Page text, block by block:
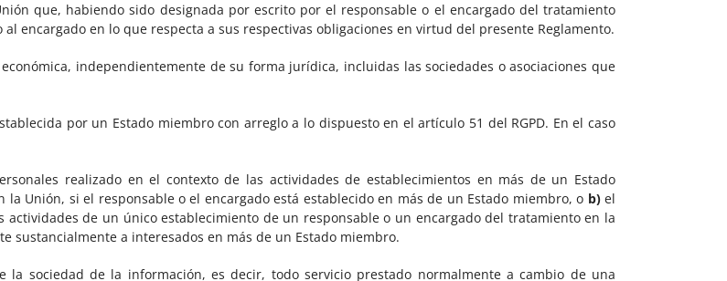
que, habiendo sido designada por escrito por el responsable o el encargado del tratamiento
encargado en lo que respecta a sus respectivas obligaciones en virtud del presente Reglamento.
independientemente de su forma jurídica, incluidas las sociedades o asociaciones que
por un Estado miembro con arreglo a lo dispuesto en el artículo 51 del RGPD. En el caso
realizado en el contexto de las actividades de establecimientos en más de un Estado
Unión, si el responsable o el encargado está establecido en más de un Estado miembro, o b)el
de un único establecimiento de un responsable o un encargado del tratamiento en la
sustancialmente a interesados en más de un Estado miembro.
la sociedad de la información, es decir, todo servicio prestado normalmente a cambio de una